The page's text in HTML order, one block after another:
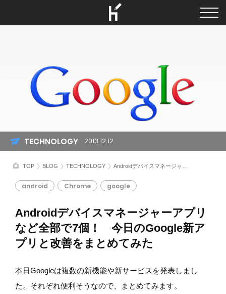
TOP BLOG TECHNOLOGY Androidデバイスマネージャーアプリなど全部で7個！ 今日のGoogle新アプリと改善をまとめてみた
Androidデバイスマネージャーアプリ
など全部で7個！ 今日のGoogle新ア
プリと改善をまとめてみた
android Chrome google
TECHNOLOGY 2013.12.12
本日Googleは複数の新機能や新サービスを発表しまし
た。それぞれ便利そうなので、まとめてみます。